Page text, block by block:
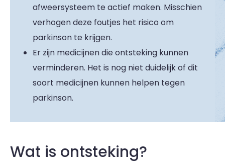
afweersysteem te actief maken. Misschien
verhogen deze foutjes het risico om
parkinson te krijgen.
Er zijn medicijnen die ontsteking kunnen
verminderen. Het is nog niet duidelijk of dit
soort medicijnen kunnen helpen tegen
parkinson.
Wat is ontsteking?